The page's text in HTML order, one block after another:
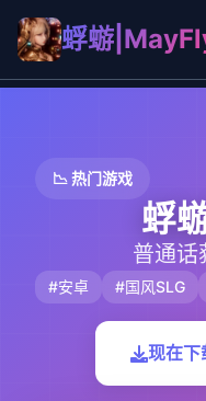
蜉蝣
📉 热门游戏
蜉
普通话
#安卓 #国风SLG
现在下